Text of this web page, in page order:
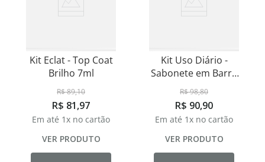
Kit Eclat - Top Coat
Brilho 7ml
R$89,10
R$ 81,97
Em até 1x no cartão
VER PRODUTO
Kit Uso Diário -
Sabonete em Barra
Aloe Vera - 90g
R$98,80
R$ 90,90
Em até 1x no cartão
VER PRODUTO